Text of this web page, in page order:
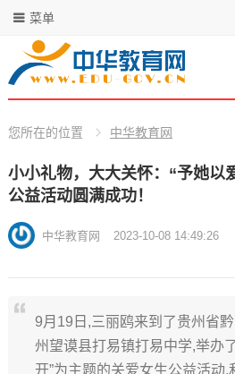
菜单
您所在的位置 中华教育网
小小礼物，大大关怀：“予她以
公益活动圆满成功！
中华教育网 2023-10-08 14:49:26
9月19日,三丽鸥来到了贵州省
州望谟县打易镇打易中学,举办
开”为主题的关爱女生公益活动